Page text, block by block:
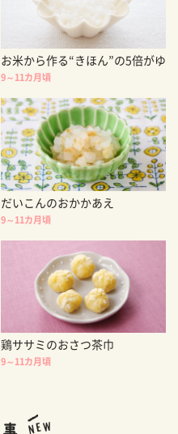
お米から作る“きほん”の5倍がゆ
9～11カ月頃
だいこんのおかかあえ
9～11カ月頃
鶏ササミのおさつ茶巾
9～11カ月頃